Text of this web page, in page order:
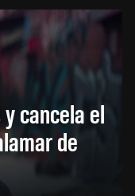
cancela el
de